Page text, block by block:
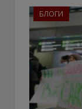
БЛОГИ